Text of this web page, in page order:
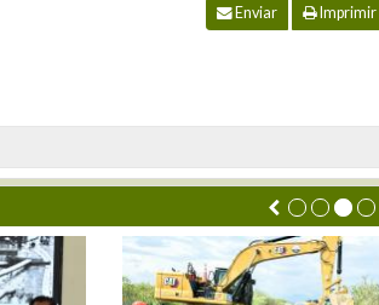
Enviar Imprimir